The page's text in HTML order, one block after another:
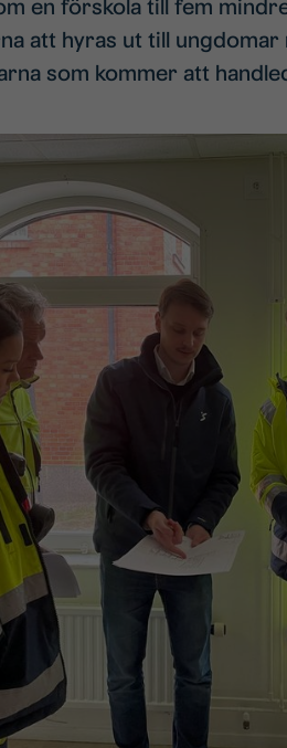
en förskola till fem
att hyras ut till ungdomar
som kommer att